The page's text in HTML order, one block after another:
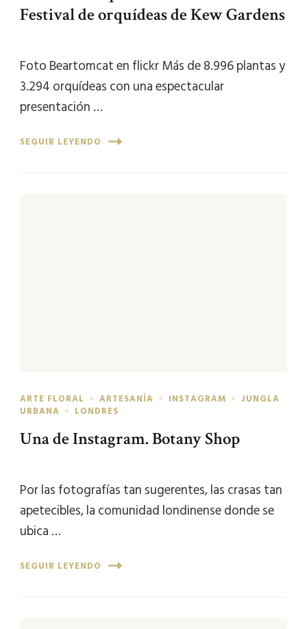
Festival de orquídeas de Kew Gardens
Foto Beartomcat en flickr Más de 8.996 plantas y
3.294 orquídeas con una espectacular
presentación …
SEGUIR LEYENDO
ARTE FLORAL ARTESANÍA INSTAGRAM
JUNGLA
URBANA
LONDRES
Una de Instagram. Botany Shop
Por las fotografías tan sugerentes, las crasas tan
apetecibles, la comunidad londinense donde se
ubica …
SEGUIR LEYENDO